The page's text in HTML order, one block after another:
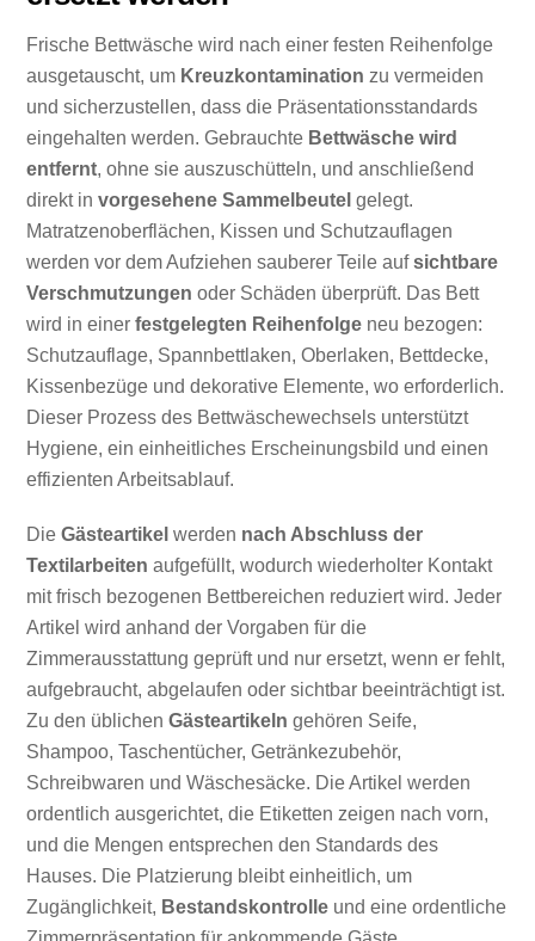
Frische Bettwäsche wird nach einer festen Reihenfolge
ausgetauscht, um Kreuzkontamination zu vermeiden
und sicherzustellen, dass die Präsentationsstandards
eingehalten werden. Gebrauchte Bettwäsche wird
entfernt, ohne sie auszuschütteln, und anschließend
direkt invorgesehene Sammelbeutel gelegt.
Matratzenoberflächen, Kissen und Schutzauflagen
werden vor dem Aufziehen sauberer Teile aufsichtbare
Verschmutzungen oder Schäden überprüft. Das Bett
wird in einerfestgelegten Reihenfolge neu bezogen:
Schutzauflage, Spannbettlaken, Oberlaken, Bettdecke,
Kissenbezüge und dekorative Elemente, wo erforderlich.
Dieser Prozess des Bettwäschewechsels unterstützt
Hygiene, ein einheitliches Erscheinungsbild und einen
effizienten Arbeitsablauf.
DieGästeartikel werden nach Abschluss der
Textilarbeiten aufgefüllt, wodurch wiederholter Kontakt
mit frisch bezogenen Bettbereichen reduziert wird. Jeder
Artikel wird anhand der Vorgaben für die
Zimmerausstattung geprüft und nur ersetzt, wenn er fehlt,
aufgebraucht, abgelaufen oder sichtbar beeinträchtigt ist.
Zu den üblichenGästeartikeln gehören Seife,
Shampoo, Taschentücher, Getränkezubehör,
Schreibwaren und Wäschesäcke. Die Artikel werden
ordentlich ausgerichtet, die Etiketten zeigen nach vorn,
und die Mengen entsprechen den Standards des
Hauses. Die Platzierung bleibt einheitlich, um
Zugänglichkeit, Bestandskontrolle und eine ordentliche